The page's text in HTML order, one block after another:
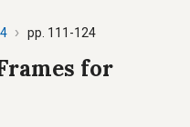
pp. 111-124
for